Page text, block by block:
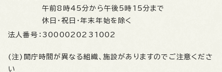
午前8時45分から午後5時15分まで
休日・祝日・年末年始を除く
法人番号： 3000020231002
(注)開庁時間が異なる組織、施設がありますのでご注意くださ
い